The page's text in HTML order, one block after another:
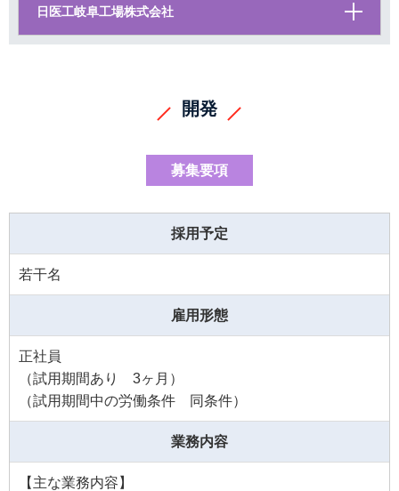
日医工岐阜工場株式会社
開発
募集要項
採用予定
若干名
雇用形態
正社員
（試用期間あり 3ヶ月）
（試用期間中の労働条件 同条件）
業務内容
【主な業務内容】